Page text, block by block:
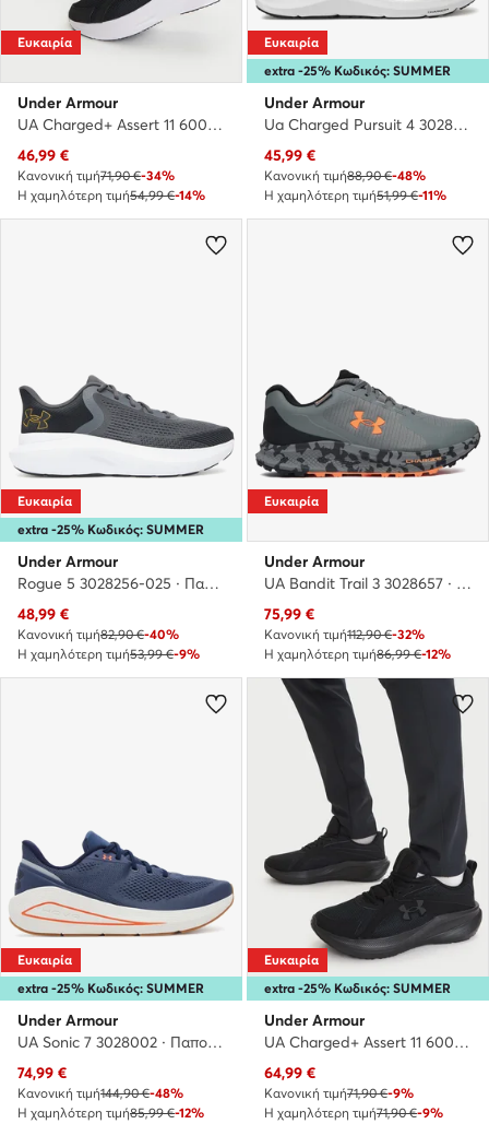
Ευκαιρία
Under Armour
UA Charged+ Assert 11 6006723 · Παπούτσια για Τρέξιμο
Τρέχουσα τιμή
46,99 €
Κανονική τιμή71,90 €-34%
Η χαμηλότερη τιμή54,99 €-14%
extra -25% Κωδικός: SUMMER
Ευκαιρία
Under Armour
Ua Charged Pursuit 4 3028254 · Παπούτσια για Τρέξιμο
Τρέχουσα τιμή
45,99 €
Κανονική τιμή88,90 €-48%
Η χαμηλότερη τιμή51,99 €-11%
extra -25% Κωδικός: SUMMER
Ευκαιρία
Under Armour
Rogue 5 3028256-025 · Παπούτσια για Τρέξιμο
Τρέχουσα τιμή
48,99 €
Κανονική τιμή82,90 €-40%
Η χαμηλότερη τιμή53,99 €-9%
Ευκαιρία
Under Armour
UA Bandit Trail 3 3028657 · Παπούτσια για Τρέξιμο
Τρέχουσα τιμή
75,99 €
Κανονική τιμή112,90 €-32%
Η χαμηλότερη τιμή86,99 €-12%
extra -25% Κωδικός: SUMMER
Ευκαιρία
Under Armour
UA Sonic 7 3028002 · Παπούτσια για Τρέξιμο
Τρέχουσα τιμή
74,99 €
Κανονική τιμή144,90 €-48%
Η χαμηλότερη τιμή85,99 €-12%
extra -25% Κωδικός: SUMMER
Ευκαιρία
Under Armour
UA Charged+ Assert 11 6006723 · Παπούτσια για Τρέξιμο
Τρέχουσα τιμή
64,99 €
Κανονική τιμή71,90 €-9%
Η χαμηλότερη τιμή71,90 €-9%